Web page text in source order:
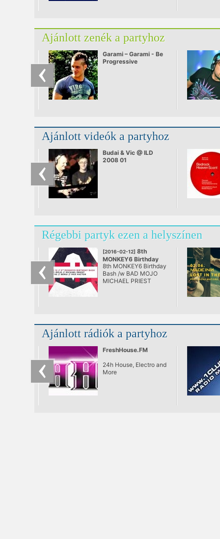
Ajánlott zenék a partyhoz
Garami – Garami - Be
Progressive
Ajánlott videók a partyhoz
Budai & Vic @ ILD
2008 01
Régebbi partyk ezen a helyszínen
[2016-02-12] 8th
MONKEY6 Birthday
Bash
@ AETHER
8th MONKEY6 Birthday
Bash /w BAD MOJO
MICHAEL PRIEST
Ajánlott rádiók a partyhoz
FreshHouse.FM
24h House, Electro and
More